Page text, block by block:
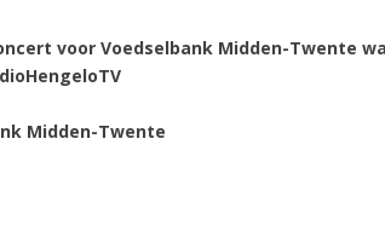
voor Voedselbank Midden-Twente
Midden-Twente